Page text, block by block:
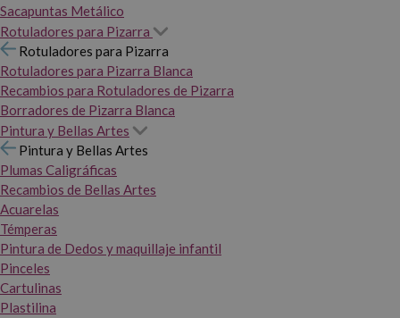
Sacapuntas Metálico
Rotuladores para Pizarra
Rotuladores para Pizarra
Rotuladores para Pizarra Blanca
Recambios para Rotuladores de Pizarra
Borradores de Pizarra Blanca
Pintura y Bellas Artes
Pintura y Bellas Artes
Plumas Caligráficas
Recambios de Bellas Artes
Acuarelas
Témperas
Pintura de Dedos y maquillaje infantil
Pinceles
Cartulinas
Plastilina